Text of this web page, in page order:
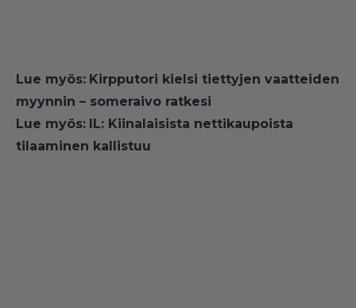
Lue myös: Kirpputori kielsi tiettyjen vaatteiden
myynnin – someraivo ratkesi
Lue myös:
IL: Kiinalaisista nettikaupoista
tilaaminen kallistuu